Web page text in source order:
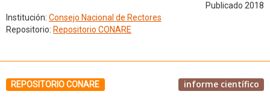
Publicado 2018
Institución: Consejo Nacional de Rectores
Repositorio: Repositorio CONARE
REPOSITORIO CONARE informe científico